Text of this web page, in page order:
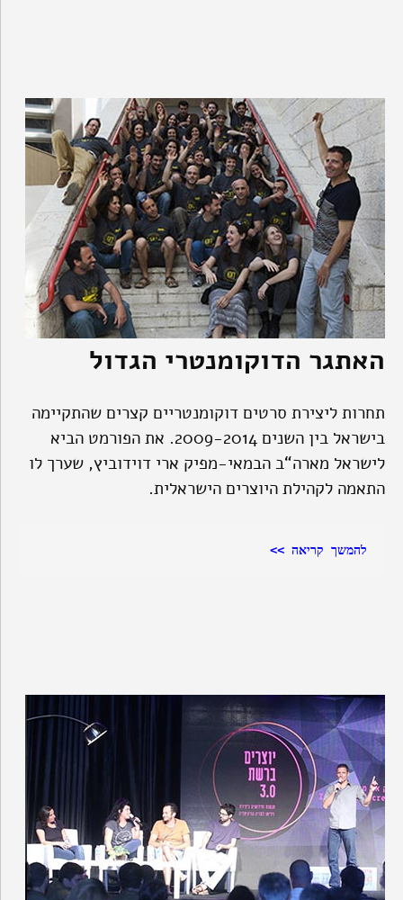
האתגר הדוקומנטרי הגדול
תחרות ליצירת סרטים דוקומנטריים קצרים שהתקיימה
בישראל בין השנים 2009-2014. את הפורמט הביא
לישראל מארה“ב הבמאי-מפיק ארי דוידוביץ, שערך לו
התאמה לקהילת היוצרים הישראלית.
להמשך קריאה >>